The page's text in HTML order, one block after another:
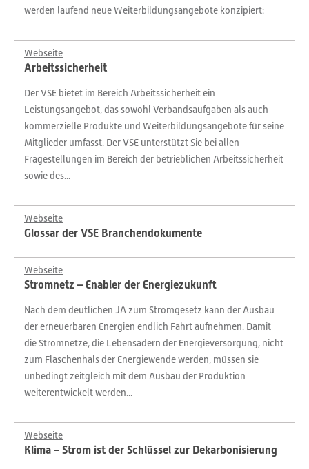
werden laufend neue Weiterbildungsangebote konzipiert:
Webseite
Arbeitssicherheit
Der VSE bietet im Bereich Arbeitssicherheit ein
Leistungsangebot, das sowohl Verbandsaufgaben als auch
kommerzielle Produkte und Weiterbildungsangebote für seine
Mitglieder umfasst. Der VSE unterstützt Sie bei allen
Fragestellungen im Bereich der betrieblichen Arbeitssicherheit
sowie des...
Webseite
Glossar der VSE Branchendokumente
Webseite
Stromnetz – Enabler der Energiezukunft
Nach dem deutlichen JA zum Stromgesetz kann der Ausbau
der erneuerbaren Energien endlich Fahrt aufnehmen. Damit
die Stromnetze, die Lebensadern der Energieversorgung, nicht
zum Flaschenhals der Energiewende werden, müssen sie
unbedingt zeitgleich mit dem Ausbau der Produktion
weiterentwickelt werden...
Webseite
Klima – Strom ist der Schlüssel zur Dekarbonisierung